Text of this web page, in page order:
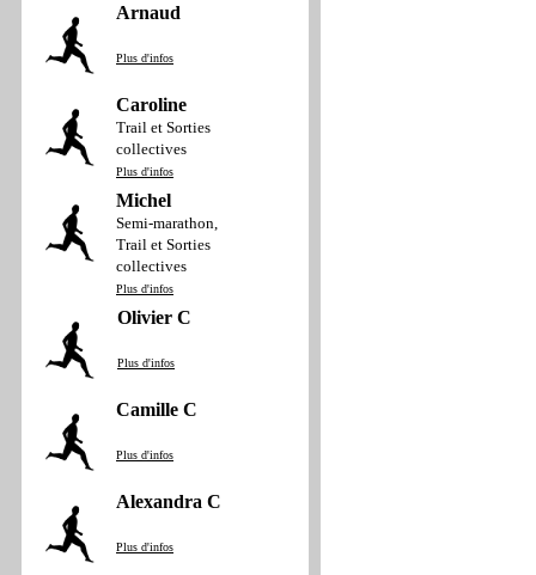
Arnaud
Plus d'infos
Caroline
Trail et Sorties
collectives
Plus d'infos
Michel
Semi-marathon,
Trail et Sorties
collectives
Plus d'infos
Olivier C
Plus d'infos
Camille C
Plus d'infos
Alexandra C
Plus d'infos